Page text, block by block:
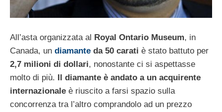
All’asta organizzata al Royal Ontario Museum, in
Canada, un diamante da 50 carati è stato battuto per
2,7 milioni di dollari, nonostante ci si aspettasse
molto di più. Il diamante è andato a un acquirente
internazionale è riuscito a farsi spazio sulla
concorrenza tra l’altro comprandolo ad un prezzo